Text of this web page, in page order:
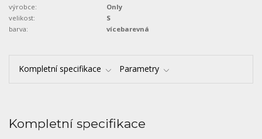
výrobce:
Only
velikost:
S
barva:
vícebarevná
Kompletní specifikace Parametry
Kompletní specifikace